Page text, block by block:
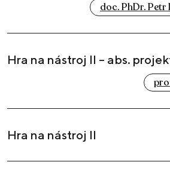
doc. PhDr. Petr
Hra na nástroj II – abs.
Hra na nástroj II